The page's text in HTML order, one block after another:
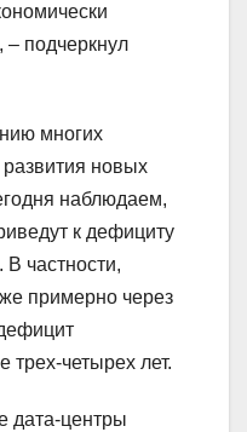
подчеркнул
многих
новых
наблюдаем,
к дефициту
частности,
примерно через
трех-четырех лет.
дата-центры